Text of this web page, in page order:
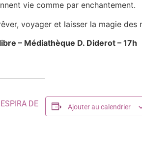
vie comme par enchantement.
voyager et laisser la magie des
– Médiathèque D. Diderot – 17h
DE
Ajouter au calendrier